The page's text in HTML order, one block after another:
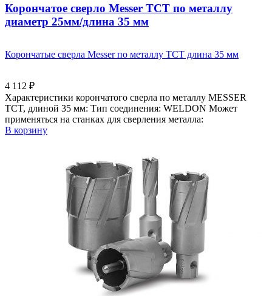
Корончатое сверло Messer ТСТ по металлу
диаметр 25мм/длина 35 мм
Корончатые сверла Messer по металлу ТСТ длина 35 мм
4 112 ₽
Характеристики корончатого сверла по металлу MESSER
TCT, длиной 35 мм: Тип соединения: WELDON Может
применяться на станках для сверления металла:
В корзину